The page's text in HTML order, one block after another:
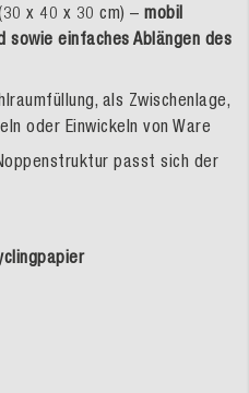
x 40 x 30 cm) – mobil
einfaches Ablängen des
als Zwischenlage,
oder Einwickeln von Ware
passt sich der